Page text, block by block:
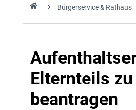
Bürgerservice & Rathaus
Elternteils
beantragen